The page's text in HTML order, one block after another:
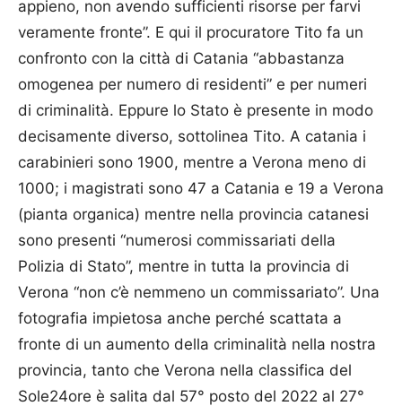
appieno, non avendo sufficienti risorse per farvi
veramente fronte”. E qui il procuratore Tito fa un
confronto con la città di Catania “abbastanza
omogenea per numero di residenti” e per numeri
di criminalità. Eppure lo Stato è presente in modo
decisamente diverso, sottolinea Tito. A catania i
carabinieri sono 1900, mentre a Verona meno di
1000; i magistrati sono 47 a Catania e 19 a Verona
(pianta organica) mentre nella provincia catanesi
sono presenti “numerosi commissariati della
Polizia di Stato”, mentre in tutta la provincia di
Verona “non c’è nemmeno un commissariato”. Una
fotografia impietosa anche perché scattata a
fronte di un aumento della criminalità nella nostra
provincia, tanto che Verona nella classifica del
Sole24ore è salita dal 57° posto del 2022 al 27°